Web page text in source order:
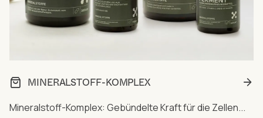
MINERALSTOFF-KOMPLEX
Mineralstoff-Komplex: Gebündelte Kraft für die Zellen...